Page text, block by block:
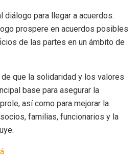
diálogo para llegar a acuerdos:
prospere en acuerdos posibles
de las partes en un ámbito de
que la solidaridad y los valores
base para asegurar la
así como para mejorar la
familias, funcionarios y la